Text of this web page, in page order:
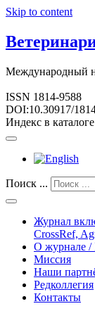
Skip to content
Международный
ISSN 1814-9588
DOI:10.30917/
Индекс в
Поиск ...
Журнал
CrossRef,
О журнале /
Миссия
Наши
Редколлегия
Контакты